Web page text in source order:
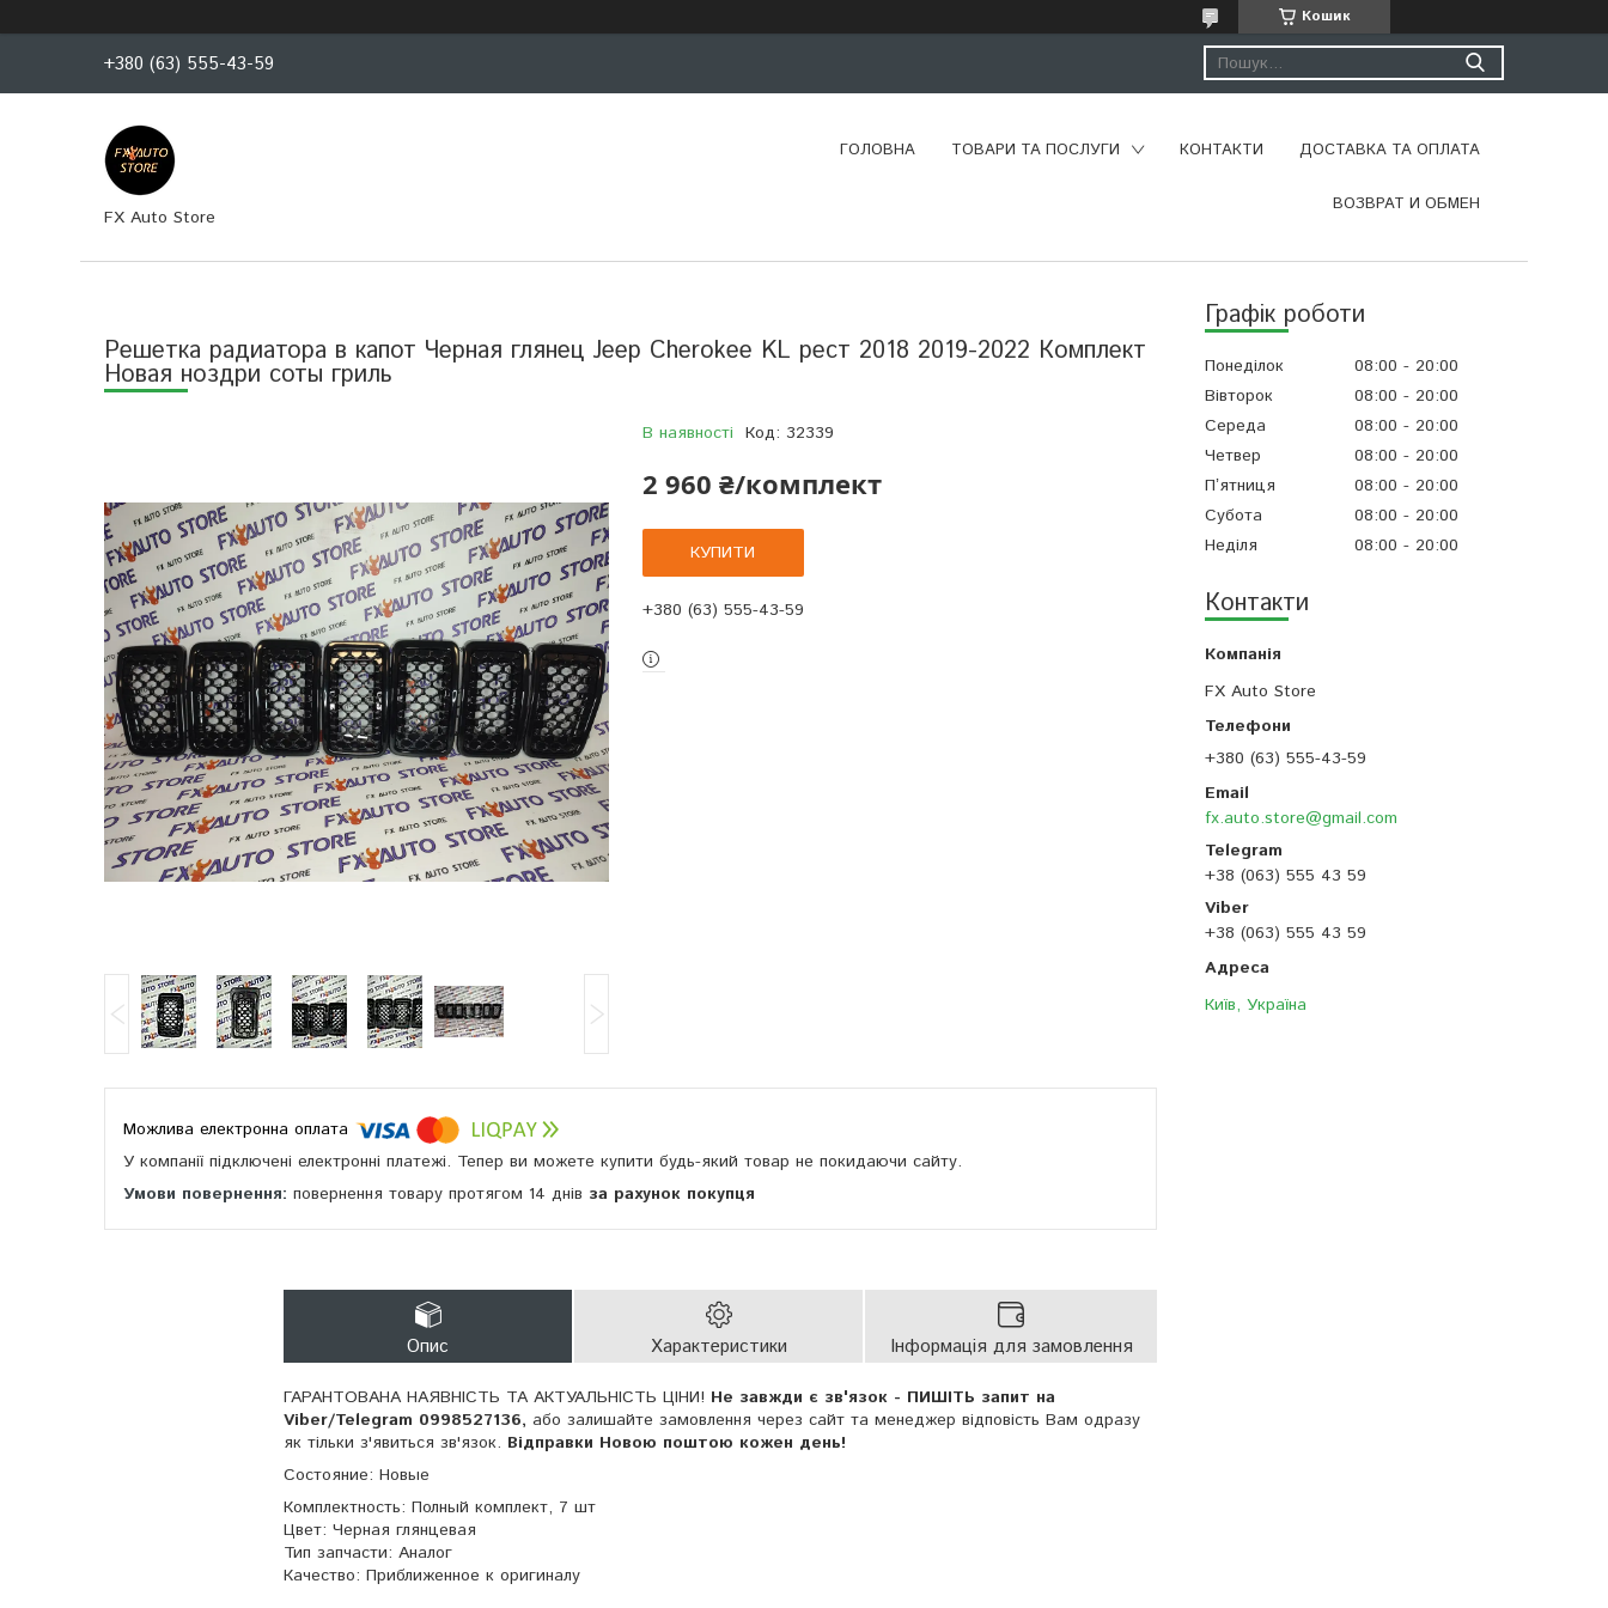
Кошик
+380 (63) 555-43-59
FX Auto Store
ГОЛОВНА ТОВАРИ ТА ПОСЛУГИ КОНТАКТИ ДОСТАВКА ТА ОПЛАТА
ВОЗВРАТ И ОБМЕН
Графік роботи
Понеділок 08:00
20:00
Вівторок
08:00
20:00
Середа
08:00
20:00
Четвер
08:00
20:00
Пʼятниця
08:00
20:00
Субота
08:00
20:00
Неділя
08:00 20:00
Контакти
FX Auto Store
+380 (63) 555-43-59
fx.auto.store@gmail.com
+38 (063) 555 43 59
+38 (063) 555 43 59
Київ, Україна
Решетка радиатора в капот Черная глянец Jeep Cherokee KL рест 2018 2019-2022 Комплект
Новая ноздри соты гриль
В наявності Код: 32339
2 960 ₴/комплект
КУПИТИ
+380 (63) 555-43-59
У компанії підключені електронні платежі. Тепер ви можете купити будь-який товар не покидаючи сайту.
повернення товару протягом 14 днів за рахунок покупця
Опис Характеристики Інформація для замовлення
ГАРАНТОВАНА НАЯВНІСТЬ ТА АКТУАЛЬНІСТЬ ЦІНИ! Не завжди є зв'язок - ПИШІТЬ запит на
Viber/Telegram 0998527136, або залишайте замовлення через сайт та менеджер відповість Вам одразу
як тільки з'явиться зв'язок. Відправки Новою поштою кожен день!
Cостояние: Новые
Комплектность: Полный комплект, 7 шт
Цвет: Черная глянцевая
Тип запчасти: Аналог
Качество: Приближенное к оригиналу